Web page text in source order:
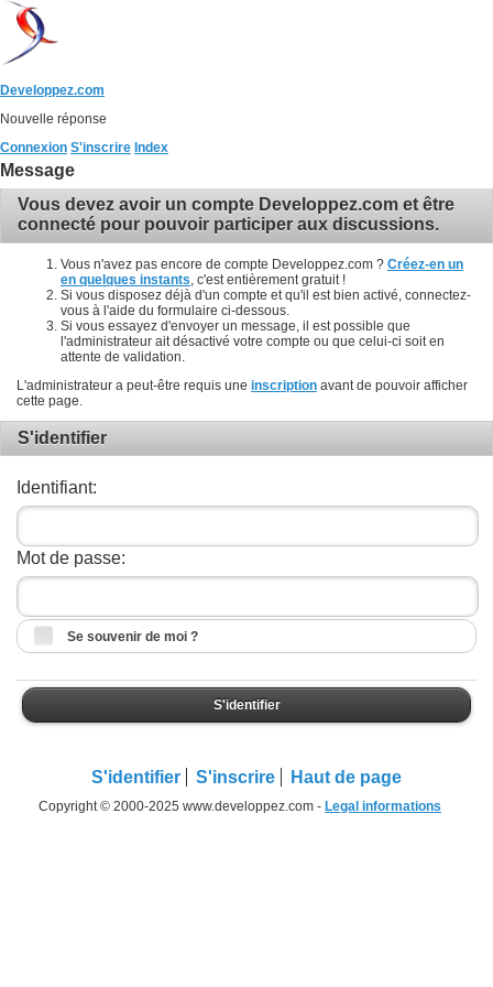
Developpez.com
Nouvelle réponse
Connexion S'inscrire Index
Message
Vous devez avoir un compte Developpez.com et être
connecté pour pouvoir participer aux discussions.
Vous n'avez pas encore de compte Developpez.com ? Créez-en un
en quelques instants , c'est entièrement gratuit !
Si vous disposez déjà d'un compte et qu'il est bien activé, connectez-
vous à l'aide du formulaire ci-dessous.
Si vous essayez d'envoyer un message, il est possible que
l'administrateur ait désactivé votre compte ou que celui-ci soit en
attente de validation.
L'administrateur a peut-être requis une inscription avant de pouvoir afficher
cette page.
S'identifier
Identifiant:
Mot de passe:
Se souvenir de moi ?
S'identifier
S'identifier S'inscrire Haut de page
Copyright © 2000-2025 www.developpez.com - Legal informations